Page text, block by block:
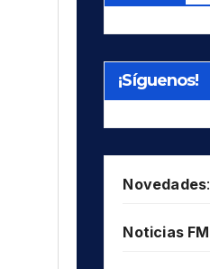
¡Síguenos!
Novedades:
Noticias FM